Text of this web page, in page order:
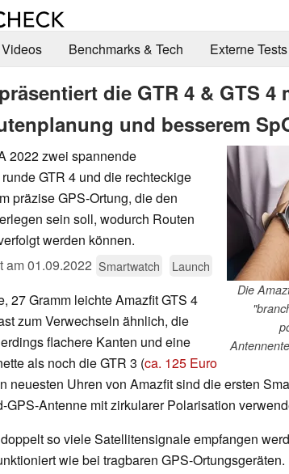
Videos Benchmarks & Tech Externe Tests
die GTR 4 & GTS 4
und besserem
Die
2022 zwei spannende
GTR 4 und die rechteckige
präzise GPS-Ortung, die den
sein soll, wodurch Routen
werden können.
am01.09.2022 Smartwatch Launch
27 Gramm leichte Amazfit GTS 4
zum Verwechseln ähnlich, die
flachere Kanten und eine
als noch die GTR 3 (ca. 125 Euro
neuesten Uhren von Amazfit sind die ersten
GPS-Antenne mit zirkularer Polarisation
so viele Satellitensignale empfangen
wie bei tragbaren GPS-Ortungsgeräten.